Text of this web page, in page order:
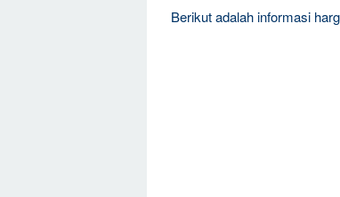
Berikut adalah informasi